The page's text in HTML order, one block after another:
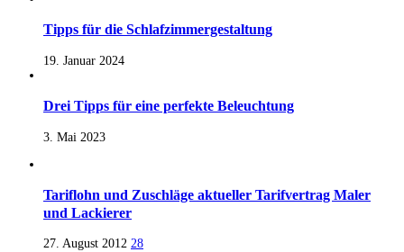
Tipps für die Schlafzimmergestaltung
19. Januar 2024
Drei Tipps für eine perfekte Beleuchtung
3. Mai 2023
Tariflohn und Zuschläge aktueller Tarifvertrag Maler
und Lackierer
27. August 2012 28